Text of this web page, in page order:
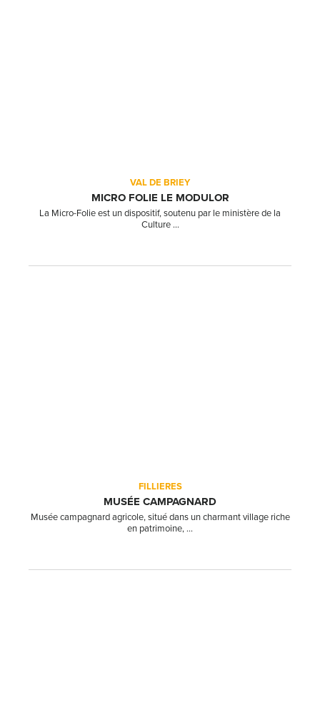
VAL DE BRIEY
MICRO FOLIE LE MODULOR
La Micro-Folie est un dispositif, soutenu par le ministère de la
Culture ...
FILLIERES
MUSÉE CAMPAGNARD
Musée campagnard agricole, situé dans un charmant village riche
en patrimoine, ...